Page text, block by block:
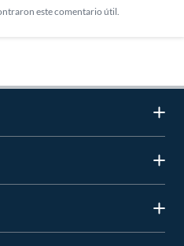
este comentario útil.